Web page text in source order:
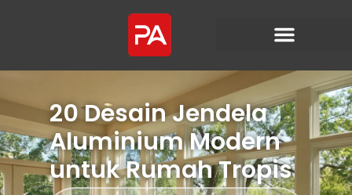
20 Desain Jendela
Aluminium Modern
untuk Rumah Tropis